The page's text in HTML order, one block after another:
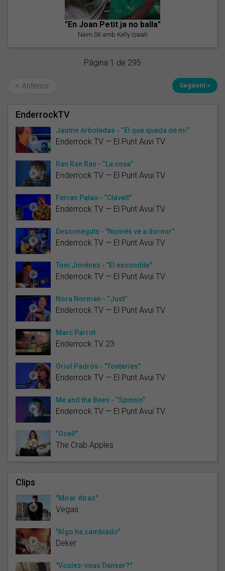
"En Joan Petit ja no balla"
Naim SK amb Kelly Isaiah
Pàgina 1 de 295
< Anterior Següent >
EnderrockTV
Jaume Arboledas - “El que queda de mi”
Enderrock TV — El Punt Auvi TV
Ran Ran Ran - “La cova”
Enderrock TV — El Punt Avui TV
Ferran Palau - “Clavell”
Enderrock TV — El Punt Avui TV
Desconeguts - "Només ve a dormir”
Enderrock TV — El Punt Avui TV
Toni Jiménez - "El escondite”
Enderrock TV — El Punt Avui TV
Nora Norman - “Just”
Enderrock TV — El Punt Avui TV
Marc Parrot
Enderrock TV 23
Oriol Padrós - "Tonteries"
Enderrock TV — El Punt Avui TV
Me and the Bees - “Spinnin”
Enderrock TV — El Punt Avui TV
"Ocell"
The Crab Apples
Clips
"Mirar Atrás"
Vegas
"Algo ha cambiado"
Deker
"Voulez-vous Danser?"